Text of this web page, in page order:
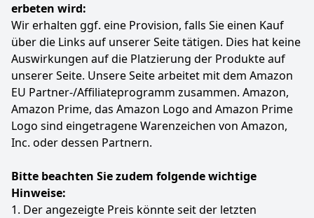
erbeten wird:
Wir erhalten ggf. eine Provision, falls Sie einen Kauf
über die Links auf unserer Seite tätigen. Dies hat keine
Auswirkungen auf die Platzierung der Produkte auf
unserer Seite. Unsere Seite arbeitet mit dem Amazon
EU Partner-/Affiliateprogramm zusammen. Amazon,
Amazon Prime, das Amazon Logo and Amazon Prime
Logo sind eingetragene Warenzeichen von Amazon,
Inc. oder dessen Partnern.
Bitte beachten Sie zudem folgende wichtige
Hinweise:
1. Der angezeigte Preis könnte seit der letzten